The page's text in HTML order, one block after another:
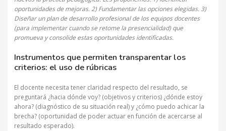
oportunidades de mejoras. 2) Fundamentar las opciones elegidas. 3)
Diseñar un plan de desarrollo profesional de los equipos docentes
(para implementar cuando se retome la presencialidad) que
promueva y consolide estas oportunidades identificadas.
Instrumentos que permiten transparentar los
criterios: el uso de rúbricas
El docente necesita tener claridad respecto del resultado, se
preguntará ¿hacia dónde voy? (objetivos y criterios) ¿dónde estoy
ahora? (diagnóstico de su situación real) y ¿cómo puedo achicar la
brecha? (oportunidad de poder actuar en función de acercarse al
resultado esperado).